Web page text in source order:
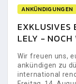
ANKÜNDIGUNGEN
EXKLUSIVES
LELY - NOCH
Wir freuen uns,
ankündigen zu
international